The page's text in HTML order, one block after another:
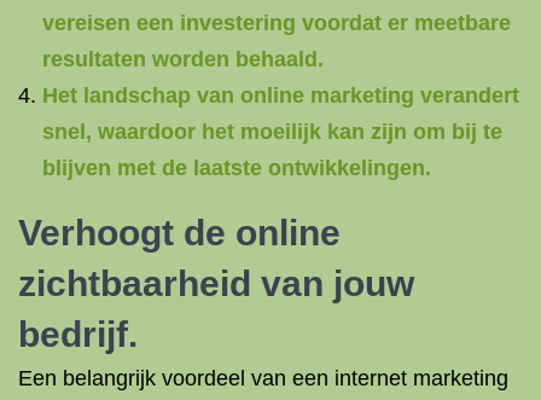
vereisen een investering voordat er meetbare
resultaten worden behaald.
Het landschap van online marketing verandert
snel, waardoor het moeilijk kan zijn om bij te
blijven met de laatste ontwikkelingen.
Verhoogt de online
zichtbaarheid van jouw
bedrijf.
Een belangrijk voordeel van een internet marketing